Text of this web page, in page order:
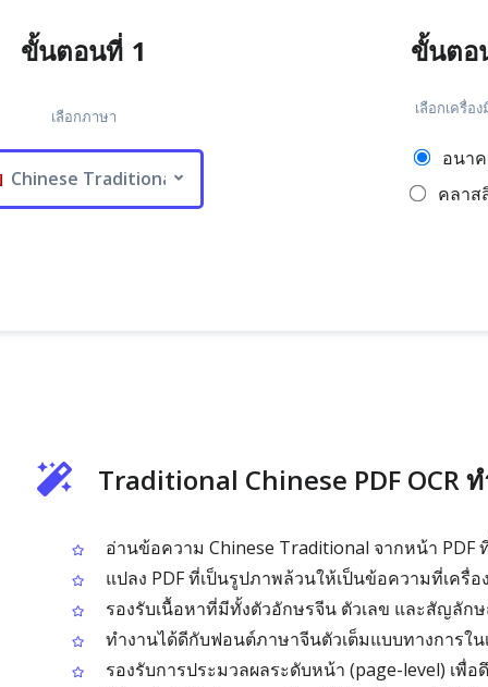
ขั้นตอนที่ 1
เลือกภาษา
Chinese Traditional
ขั้นต
เลือกเครื่อง
อนา
คลา
Traditional Chinese PDF OCR
อ่านข้อความ Chinese Traditional จากหน้า PDF
แปลง PDF ที่เป็นรูปภาพล้วนให้เป็นข้อความที่เครื่
รองรับเนื้อหาที่มีทั้งตัวอักษรจีน ตัวเลข และสัญลั
ทำงานได้ดีกับฟอนต์ภาษาจีนตัวเต็มแบบทางการใ
รองรับการประมวลผลระดับหน้า (page-level) เพื่